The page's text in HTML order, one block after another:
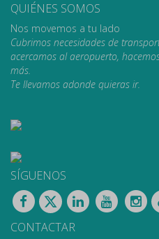
QUIÉNES SOMOS
Nos movemos a tu lado
Cubrimos necesidades de
acercamos al aeropuerto,
más.
Te llevamos adonde quieras ir.
SÍGUENOS
CONTACTAR